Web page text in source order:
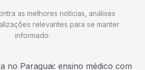
as melhores notícias, análises
relevantes para se manter
informado.
no Paraguai: ensino médico com